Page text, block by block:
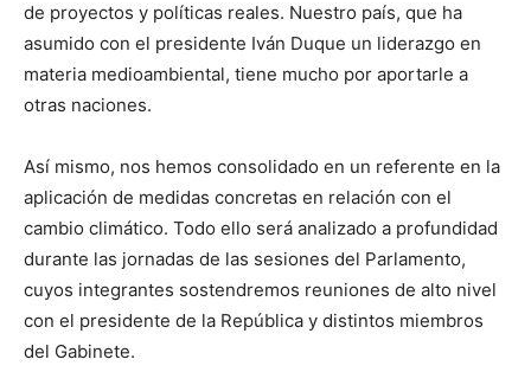
de proyectos y políticas reales. Nuestro país, que ha
asumido con el presidente Iván Duque un liderazgo en
materia medioambiental, tiene mucho por aportarle a
otras naciones.
Así mismo, nos hemos consolidado en un referente en la
aplicación de medidas concretas en relación con el
cambio climático. Todo ello será analizado a profundidad
durante las jornadas de las sesiones del Parlamento,
cuyos integrantes sostendremos reuniones de alto nivel
con el presidente de la República y distintos miembros
del Gabinete.